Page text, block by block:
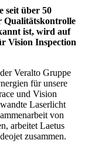
seit über 50
Qualitätskontrolle
ist, wird auf
Vision Inspection
Veralto Gruppe
für unsere
und Vision
Laserlicht
von
arbeitet Laetus
zusammen.